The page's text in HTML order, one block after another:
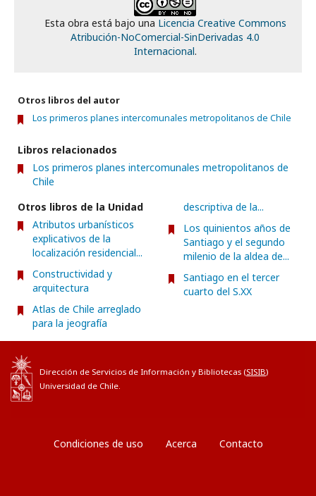
Esta obra está bajo una Licencia Creative Commons
Atribución-NoComercial-SinDerivadas 4.0
Internacional.
Otros libros del autor
Los primeros planes intercomunales metropolitanos de Chile
Libros relacionados
Los primeros planes intercomunales metropolitanos de
Chile
Otros libros de la Unidad
Atributos urbanísticos
explicativos de la
localización residencial...
Constructividad y
arquitectura
Atlas de Chile arreglado
para la jeografía
descriptiva de la...
Los quinientos años de
Santiago y el segundo
milenio de la aldea de...
Santiago en el tercer
cuarto del S.XX
Dirección de Servicios de Información y Bibliotecas (SISIB)
Universidad de Chile.
Condiciones de uso Acerca Contacto